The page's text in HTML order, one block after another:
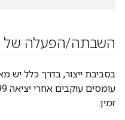
השבתה/הפעלה של
זמין.